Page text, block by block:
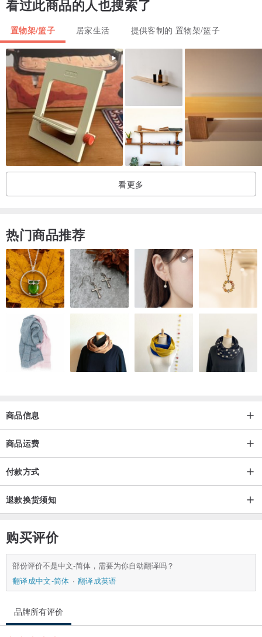
看过此商品的人也搜索了
置物架/篮子 居家生活 提供客制的 置物架/篮子
看更多
热门商品推荐
商品信息
商品运费
付款方式
退款换货须知
购买评价
部份评价不是中文-简体，需要为你自动翻译吗？
翻译成中文-简体
翻译成英语
品牌所有评价